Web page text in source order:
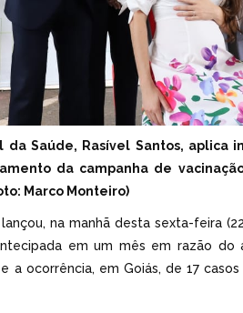
da Saúde, Rasível Santos, aplica
da campanha de
Marco Monteiro)
na manhã desta sexta-feira
em um mês em razão do
a ocorrência, em Goiás, de 17